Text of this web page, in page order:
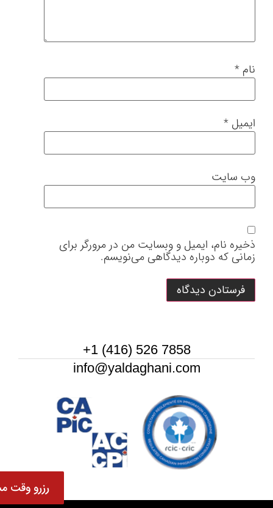
نام*
ایمیل*
وب‌ سایت
ذخیره نام، ایمیل و وبسایت من در مرورگر برای
زمانی که دوباره دیدگاهی می‌نویسم.
7858 526 (416) 1+
info@yaldaghani.com
رزرو وقت